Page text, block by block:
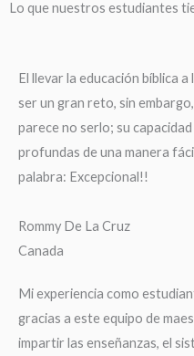
Lo que nuestros estudiantes
El llevar la educación bíblica
ser un gran reto, sin
parece no serlo; su
profundas de una manera
palabra: Excepcional!!
Rommy De La Cruz
Canada
Mi experiencia como
gracias a este equipo de
impartir las enseñanzas, el